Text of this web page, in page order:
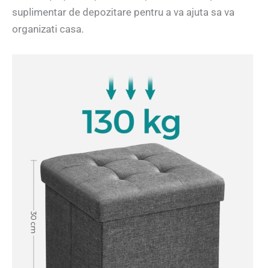
suplimentar de depozitare pentru a va ajuta sa va
organizati casa.